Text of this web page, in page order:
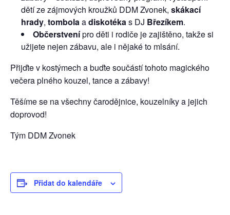
dětí ze zájmových kroužků DDM Zvonek, skákací
hrady, tombolaadiskotékas DJ Březíkem.
Občerstvenípro děti i rodiče je zajištěno, takže si
užijete nejen zábavu, ale i nějaké to mlsání.
Přijďte v kostýmech a buďte součástí tohoto magického
večera plného kouzel, tance a zábavy!
Těšíme se na všechny čarodějnice, kouzelníky a jejich
doprovod!
Tým DDM Zvonek
Přidat do kalendáře